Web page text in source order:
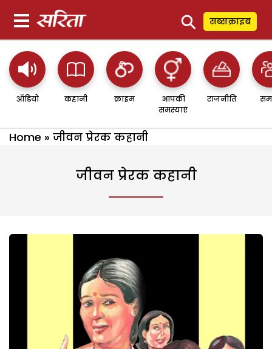
⚲ सब्सक्राइब
ऑडियो कहानी क्राइम
आपकी
समस्याएं
राजनीति
Home » जीवन प्रेरक कहानी
जीवन प्रेरक कहानी